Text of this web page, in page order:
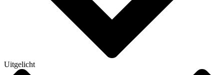
Uitgelicht